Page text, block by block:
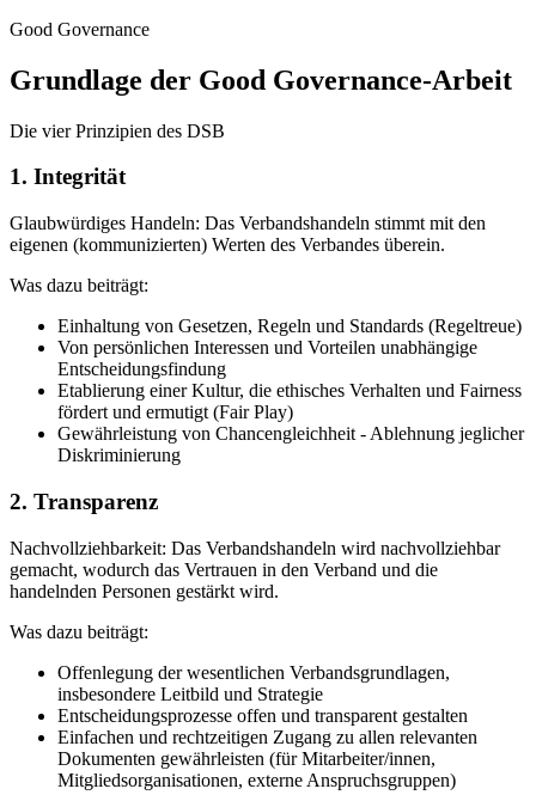
Good Governance
Grundlage der Good Governance-Arbeit
Die vier Prinzipien des DSB
1. Integrität
Glaubwürdiges Handeln: Das Verbandshandeln stimmt mit den
eigenen (kommunizierten) Werten des Verbandes überein.
Was dazu beiträgt:
Einhaltung von Gesetzen, Regeln und Standards (Regeltreue)
Von persönlichen Interessen und Vorteilen unabhängige
Entscheidungsfindung
Etablierung einer Kultur, die ethisches Verhalten und Fairness
fördert und ermutigt (Fair Play)
Gewährleistung von Chancengleichheit - Ablehnung jeglicher
Diskriminierung
2. Transparenz
Nachvollziehbarkeit: Das Verbandshandeln wird nachvollziehbar
gemacht, wodurch das Vertrauen in den Verband und die
handelnden Personen gestärkt wird.
Was dazu beiträgt:
Offenlegung der wesentlichen Verbandsgrundlagen,
insbesondere Leitbild und Strategie
Entscheidungsprozesse offen und transparent gestalten
Einfachen und rechtzeitigen Zugang zu allen relevanten
Dokumenten gewährleisten (für Mitarbeiter/innen,
Mitgliedsorganisationen, externe Anspruchsgruppen)